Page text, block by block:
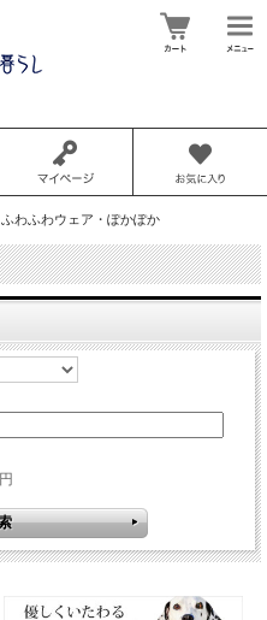
ふわふわウェア・ぽかぽか
円